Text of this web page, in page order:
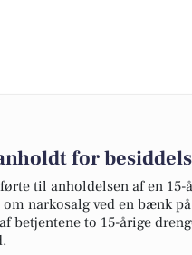
for
til anholdelsen af en
narkosalg ved en bænk
betjentene to 15-årige